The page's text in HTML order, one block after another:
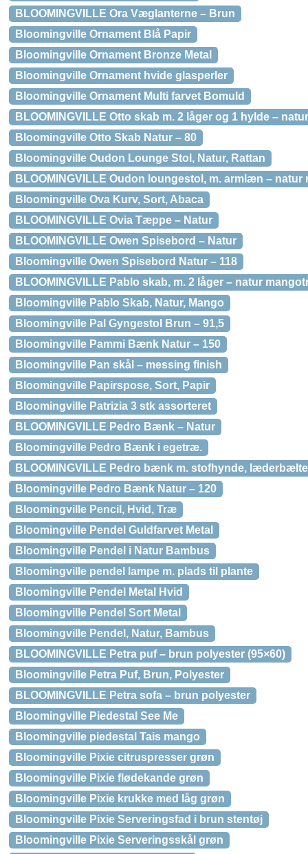
BLOOMINGVILLE Ora Væglanterne – Brun
Bloomingville Ornament Blå Papir
Bloomingville Ornament Bronze Metal
Bloomingville Ornament hvide glasperler
Bloomingville Ornament Multi farvet Bomuld
BLOOMINGVILLE Otto skab m. 2 låger og 1 hylde –
Bloomingville Otto Skab Natur – 80
Bloomingville Oudon Lounge Stol, Natur, Rattan
BLOOMINGVILLE Oudon loungestol, m. armlæn – natur
Bloomingville Ova Kurv, Sort, Abaca
BLOOMINGVILLE Ovia Tæppe – Natur
BLOOMINGVILLE Owen Spisebord – Natur
Bloomingville Owen Spisebord Natur – 118
BLOOMINGVILLE Pablo skab, m. 2 låger – natur
Bloomingville Pablo Skab, Natur, Mango
Bloomingville Pal Gyngestol Brun – 91,5
Bloomingville Pammi Bænk Natur – 150
Bloomingville Pan skål – messing finish
Bloomingville Papirspose, Sort, Papir
Bloomingville Patrizia 3 stk assorteret
BLOOMINGVILLE Pedro Bænk – Natur
Bloomingville Pedro Bænk i egetræ.
BLOOMINGVILLE Pedro bænk m. stofhynde,
Bloomingville Pedro Bænk Natur – 120
Bloomingville Pencil, Hvid, Træ
Bloomingville Pendel Guldfarvet Metal
Bloomingville Pendel i Natur Bambus
Bloomingville pendel lampe m. plads til plante
Bloomingville Pendel Metal Hvid
Bloomingville Pendel Sort Metal
Bloomingville Pendel, Natur, Bambus
BLOOMINGVILLE Petra puf – brun polyester (95×60)
Bloomingville Petra Puf, Brun, Polyester
BLOOMINGVILLE Petra sofa – brun polyester
Bloomingville Piedestal See Me
Bloomingville piedestal Tais mango
Bloomingville Pixie citruspresser grøn
Bloomingville Pixie flødekande grøn
Bloomingville Pixie krukke med låg grøn
Bloomingville Pixie Serveringsfad i brun stentøj
Bloomingville Pixie Serveringsskål grøn